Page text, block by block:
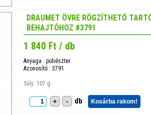
DRAUMET ÖVRE RÖGZÍTHETŐ
BEHAJTÓHOZ #3791
1 840 Ft / db
Anyaga : poliészter
Azonosító : 3791
Súly: 107 g
+ - db Kosárba rakom!